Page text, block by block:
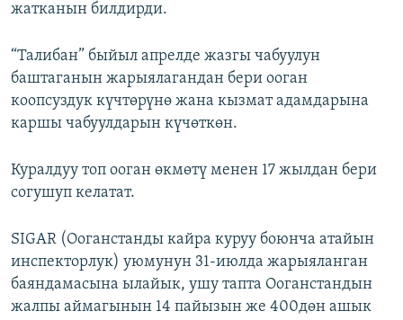
жатканын билдирди.
“Талибан” быйыл апрелде жазгы чабуулун
баштаганын жарыялагандан бери ооган
коопсуздук күчтөрүнө жана кызмат адамдарына
каршы чабуулдарын күчөткөн.
Куралдуу топ ооган өкмөтү менен 17 жылдан бери
согушуп келатат.
SIGAR (Ооганстанды кайра куруу боюнча атайын
инспекторлук) уюмунун 31-июлда жарыяланган
баяндамасына ылайык, ушу тапта Ооганстандын
жалпы аймагынын 14 пайызын же 400дөн ашык